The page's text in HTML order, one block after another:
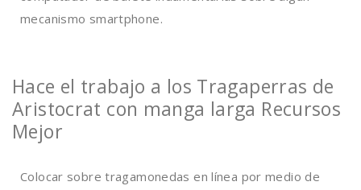
mecanismo smartphone.
Hace el trabajo a los Tragaperras de
Aristocrat con manga larga Recursos
Mejor
Colocar sobre tragamonedas en lí­nea por medio de